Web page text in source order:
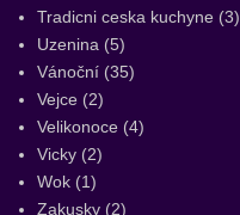
Tradicni ceska kuchyne (3)
Uzenina (5)
Vánoční (35)
Vejce (2)
Velikonoce (4)
Vicky (2)
Wok (1)
Zakusky (2)